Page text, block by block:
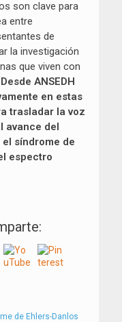
son clave para
entre
de
la investigación
que viven con
Desde ANSEDH
en estas
trasladar la voz
avance del
síndrome de
espectro
de Ehlers-Danlos